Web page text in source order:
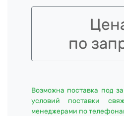
по
Возможна поставка под
условий поставки
менеджерами по